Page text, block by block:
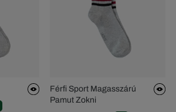
Férfi Sport Magasszárú
Pamut Zokni